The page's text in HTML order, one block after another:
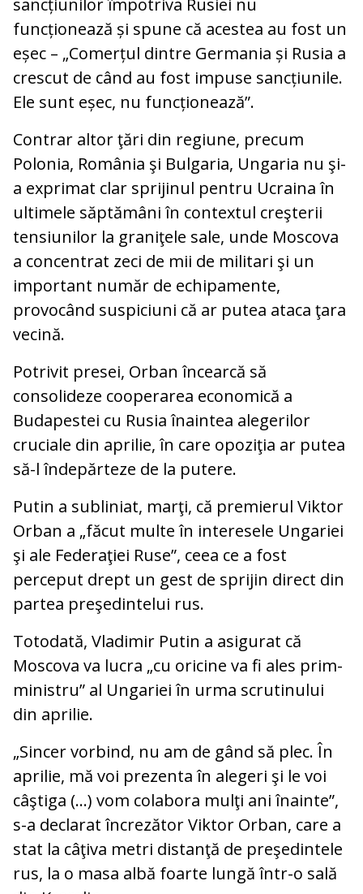
sancțiunilor împotriva Rusiei nu
funcționează și spune că acestea au fost un
eșec – „Comerțul dintre Germania și Rusia a
crescut de când au fost impuse sancțiunile.
Ele sunt eșec, nu funcționează”.
Contrar altor ţări din regiune, precum
Polonia, România şi Bulgaria, Ungaria nu şi-
a exprimat clar sprijinul pentru Ucraina în
ultimele săptămâni în contextul creşterii
tensiunilor la graniţele sale, unde Moscova
a concentrat zeci de mii de militari şi un
important număr de echipamente,
provocând suspiciuni că ar putea ataca ţara
vecină.
Potrivit presei, Orban încearcă să
consolideze cooperarea economică a
Budapestei cu Rusia înaintea alegerilor
cruciale din aprilie, în care opoziţia ar putea
să-l îndepărteze de la putere.
Putin a subliniat, marţi, că premierul Viktor
Orban a „făcut multe în interesele Ungariei
şi ale Federaţiei Ruse”, ceea ce a fost
perceput drept un gest de sprijin direct din
partea preşedintelui rus.
Totodată, Vladimir Putin a asigurat că
Moscova va lucra „cu oricine va fi ales prim-
ministru” al Ungariei în urma scrutinului
din aprilie.
„Sincer vorbind, nu am de gând să plec. În
aprilie, mă voi prezenta în alegeri şi le voi
câştiga (...) vom colabora mulţi ani înainte”,
s-a declarat încrezător Viktor Orban, care a
stat la câţiva metri distanţă de preşedintele
rus, la o masa albă foarte lungă într-o sală